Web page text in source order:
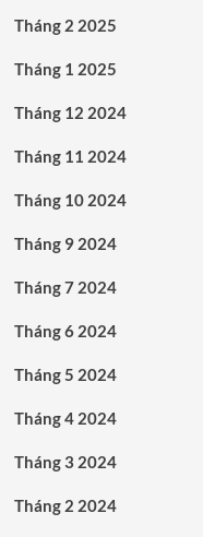
Tháng 2 2025
Tháng 1 2025
Tháng 12 2024
Tháng 11 2024
Tháng 10 2024
Tháng 9 2024
Tháng 7 2024
Tháng 6 2024
Tháng 5 2024
Tháng 4 2024
Tháng 3 2024
Tháng 2 2024